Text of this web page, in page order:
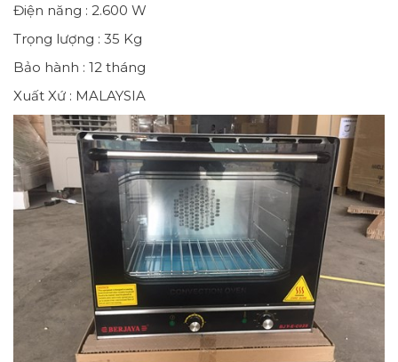
Điện năng : 2.600 W
Trọng lượng : 35 Kg
Bảo hành : 12 tháng
Xuất Xứ : MALAYSIA